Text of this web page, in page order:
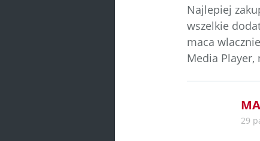
Najlepiej
wszelkie
maca
Media Player,
29